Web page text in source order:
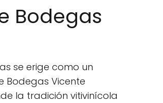
Bodegas
se erige como un
Bodegas Vicente
la tradición vitivinícola